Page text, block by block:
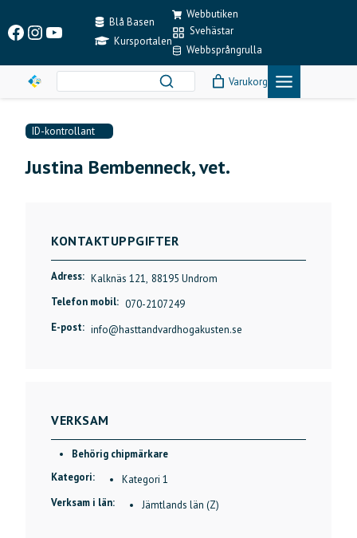
content
Facebook
Instagram
YouTubeBlå Basen
Kursportalen
Webbutiken
Svehästar
Webbsprångrulla
Varukorg
ID-kontrollant
Justina Bembenneck, vet.
KONTAKTUPPGIFTER
Adress: Kalknäs 121, 88195 Undrom
Telefon mobil: 070-2107249
E-post: info@hasttandvardhogakusten.se
VERKSAM
Behörig chipmärkare
Kategori:
Kategori 1
Verksam i län:
Jämtlands län (Z)